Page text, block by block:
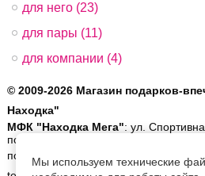
для него (23)
для пары (11)
для компании (4)
© 2009-2026 Магазин подарков-
Находка"
МФК "Находка Мега": ул.
подарков и упаковки "Craft".
позвонить:
|
Мы используем технические